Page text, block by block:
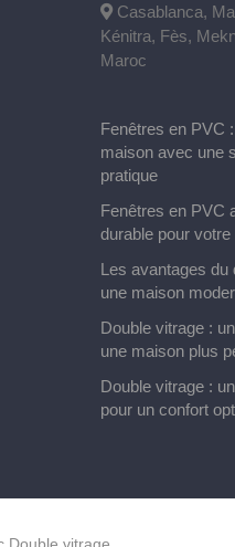
Casablanca,
Kénitra, Fès,
Maroc
Fenêtres en PVC
maison avec une
pratique
Fenêtres en PVC
durable pour votre
Les avantages du
une maison
Double vitrage :
une maison plus
Double vitrage :
pour un confort
Double vitrage